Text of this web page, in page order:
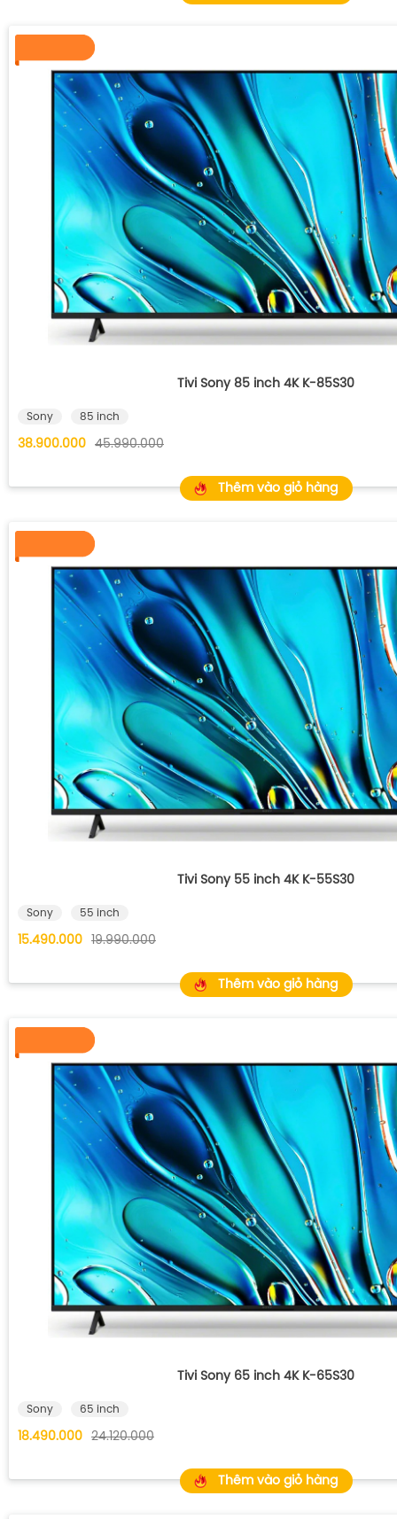
Tivi Sony 85 inch 4K K-85S30
Sony 85 inch
38.900.000 45.990.000
Thêm vào giỏ hàng
Tivi Sony 55 inch 4K K-55S30
Sony 55 inch
15.490.000 19.990.000
Thêm vào giỏ hàng
Tivi Sony 65 inch 4K K-65S30
Sony 65 inch
18.490.000 24.120.000
Thêm vào giỏ hàng